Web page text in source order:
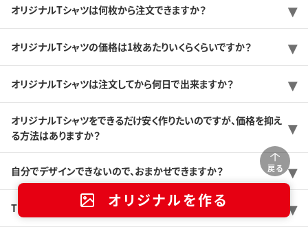
戻る
オリジナルを作る
オリジナルTシャツは何枚から注文できますか？
オリジナルTシャツの価格は1枚あたりいくらくらいですか？
オリジナルTシャツは注文してから何日で出来ますか？
オリジナルTシャツをできるだけ安く作りたいのですが、価格を抑え
る方法はありますか？
自分でデザインできないので、おまかせできますか？
Tシャツのサンプルを送ってもらうことは可能ですか？